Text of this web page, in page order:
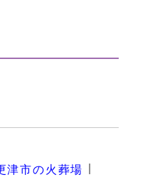
津市の火葬場